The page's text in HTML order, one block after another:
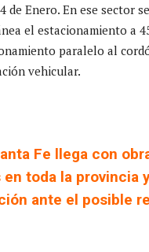
de Enero. En ese sector
el estacionamiento a
paralelo al
vehicular.
Fe llega con
en toda la provincia
ante el posible